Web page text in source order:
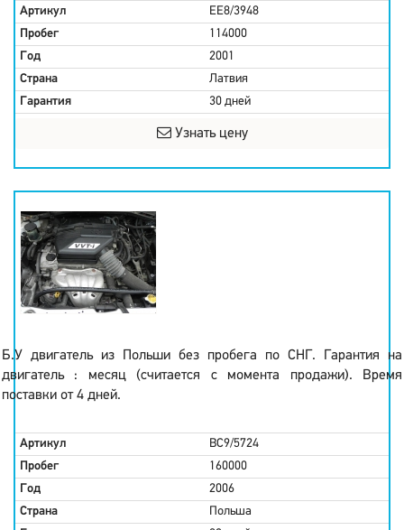
Артикул
EE8/3948
Пробег
114000
Год
2001
Страна
Латвия
Гарантия
30 дней
Узнать цену
Б.У двигатель из Польши без пробега по СНГ. Гарантия на
двигатель : месяц (считается с момента продажи). Время
поставки от 4 дней.
Артикул
BC9/5724
Пробег
160000
Год
2006
Страна
Польша